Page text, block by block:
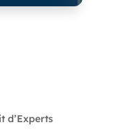
d’Experts